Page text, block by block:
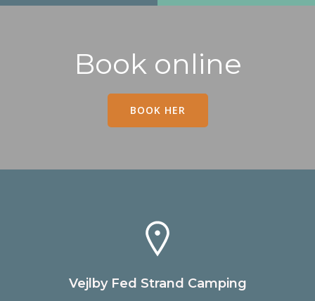
Book online
BOOK HER
Vejlby Fed Strand Camping